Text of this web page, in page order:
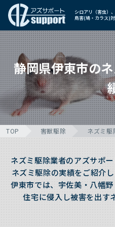
シロアリ（害虫）
鳥害(鳩・カラス)
静岡県伊東市の
TOP 害獣駆除 ネズミ駆
ネズミ駆除業者のアズサポ
ネズミ駆除の実績をご紹介
伊東市では、宇佐美・八幡
住宅に侵入し被害を出す